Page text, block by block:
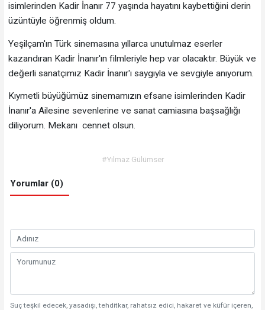
isimlerinden Kadir İnanır 77 yaşında hayatını kaybettiğini derin
üzüntüyle öğrenmiş oldum.
Yeşilçam'ın Türk sinemasına yıllarca unutulmaz eserler
kazandıran Kadir İnanır'ın filmleriyle hep var olacaktır. Büyük ve
değerli sanatçımız Kadir İnanır'ı saygıyla ve sevgiyle anıyorum.
Kıymetli büyüğümüz sinemamızın efsane isimlerinden Kadir
İnanır'a Ailesine sevenlerine ve sanat camiasına başsağlığı
diliyorum. Mekanı cennet olsun.
#Yılmaz Gülümser
Yorumlar (0)
Suç teşkil edecek, yasadışı, tehditkar, rahatsız edici, hakaret ve küfür içeren,